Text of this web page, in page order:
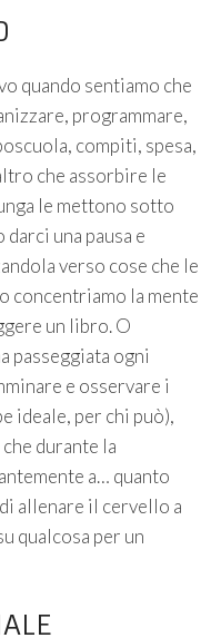
quando sentiamo che
programmare,
compiti, spesa,
che assorbire le
le mettono sotto
una pausa e
verso cose che le
concentriamo la mente
un libro. O
passeggiata ogni
e osservare i
ideale, per chi può),
durante la
a… quanto
allenare il cervello a
qualcosa per un